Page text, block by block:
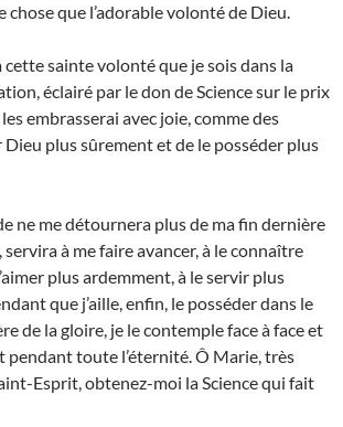
que l’adorable volonté de Dieu.
cette sainte volonté que je sois dans la
éclairé par le don de Science sur le prix
embrasserai avec joie, comme des
plus sûrement et de le posséder plus
ne me détournera plus de ma fin dernière
à me faire avancer, à le connaître
plus ardemment, à le servir plus
que j’aille, enfin, le posséder dans le
de la gloire, je le contemple face à face et
pendant toute l’éternité. Ô Marie, très
Esprit, obtenez-moi la Science qui fait